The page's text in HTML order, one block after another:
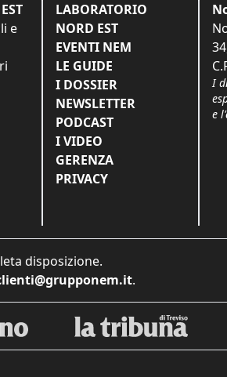
e
LABORATORIO
NORD EST
EVENTI NEM
LE GUIDE
I DOSSIER
NEWSLETTER
PODCAST
I VIDEO
GERENZA
PRIVACY
I
e
disposizione.
.